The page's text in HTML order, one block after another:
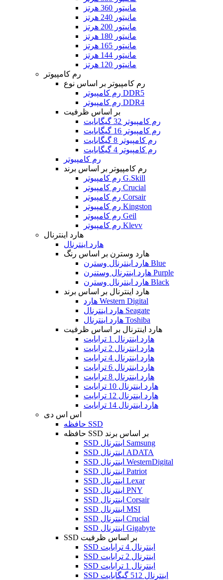
مانیتور 360 هرتز
مانیتور 240 هرتز
مانیتور 200 هرتز
مانیتور 180 هرتز
مانیتور 165 هرتز
مانیتور 144 هرتز
مانیتور 120 هرتز
رم کامپیوتر
رم کامپیوتر بر اساس نوع
رم کامپیوتر DDR5
رم کامپیوتر DDR4
بر اساس ظرفیت
رم کامپیوتر 32 گیگابایت
رم کامپیوتر 16 گیگابایت
رم کامپیوتر 8 گیگابایت
رم کامپیوتر 4 گیگابایت
رم کامپیوتر
رم کامپیوتر بر اساس برند
رم کامپیوتر G.Skill
رم کامپیوتر Crucial
رم کامپیوتر Corsair
رم کامپیوتر Kingston
رم کامپیوتر Geil
رم کامپیوتر Klevv
هارد اینترنال
هارد اینترنال
هارد وسترن بر اساس رنگ
هارد اینترنال وسترن Blue
هارد اینترنال وستنرن Purple
هارد اینترنال وسترن Black
هارد اینترنال بر اساس برند
هارد Western Digital
هارد اینترنال Seagate
هارد اینترنال Toshiba
هارد اینترنال بر اساس ظرفیت
هارد اینترنال 1 ترابایت
هارد اینترنال 2 ترابایت
هارد اینترنال 4 ترابایت
هارد اینترنال 6 ترابایت
هارد اینترنال 8 ترابایت
هارد اینترنال 10 ترابایت
هارد اینترنال 12 ترابایت
هارد اینترنال 14 ترابایت
اس اس دی
حافظه SSD
حافظه SSD بر اساس برند
SSD اینترنال Samsung
SSD اینترنال ADATA
SSD اینترنال WesternDigital
SSD اینترنال Patriot
SSD اینترنال Lexar
SSD اینترنال PNY
SSD اینترنال Corsair
SSD اینترنال MSI
SSD اینترنال Crucial
SSD اینترنال Gigabyte
SSD بر اساس ظرفیت
SSD اینترنال 4 ترابایت
SSD اینترنال 2 ترابایت
SSD اینترنال 1 ترابایت
SSD اینترنال 512 گیگابایت